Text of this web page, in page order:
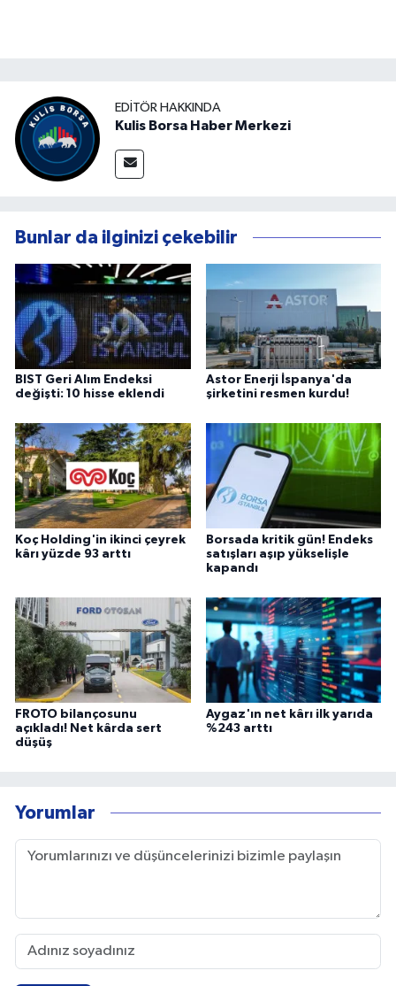
EDITÖR HAKKINDA
Kulis Borsa Haber Merkezi
Bunlar da ilginizi çekebilir
BIST Geri Alım Endeksi
değişti: 10 hisse eklendi
Astor Enerji İspanya'da
şirketini resmen kurdu!
Koç Holding'in ikinci çeyrek
kârı yüzde 93 arttı
Borsada kritik gün! Endeks
satışları aşıp yükselişle
kapandı
FROTO bilançosunu
açıkladı! Net kârda sert
düşüş
Aygaz'ın net kârı ilk yarıda
%243 arttı
Yorumlar